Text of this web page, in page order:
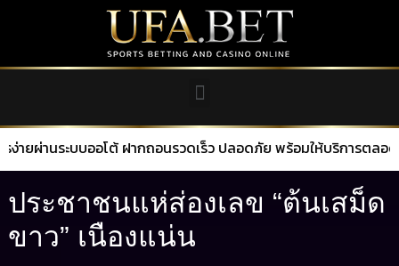
ะบบออโต้ ฝากถอนรวดเร็ว ปลอดภัย พร้อมให้บริการตลอด 24 ชั่วโ
ประชาชนแห่ส่องเลข “ต้นเสม็ด
ขาว” เนืองแน่น